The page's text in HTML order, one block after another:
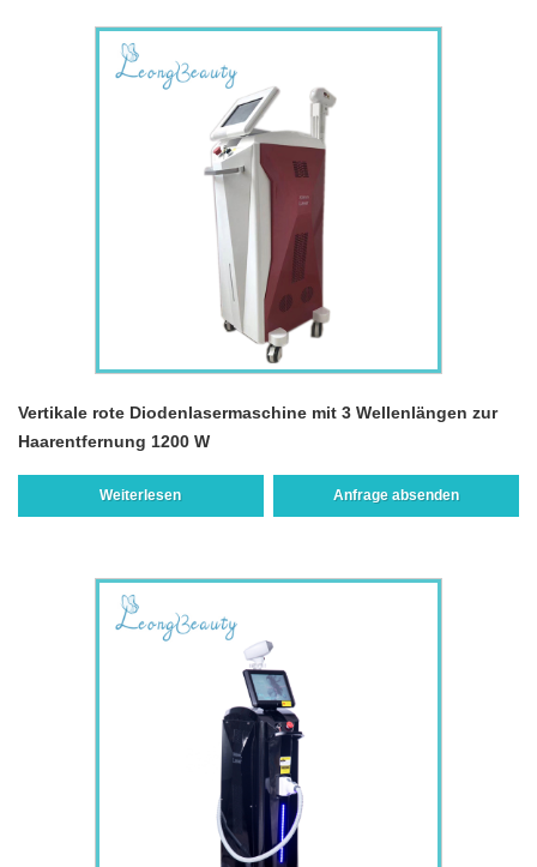
Vertikale rote Diodenlasermaschine mit 3 Wellenlängen zur
Haarentfernung 1200 W
Weiterlesen Anfrage absenden